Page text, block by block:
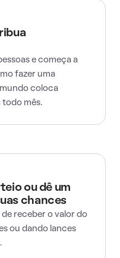
e começa a
fazer uma
coloca
mês.
ou dê um
chances
de receber o valor do
ou dando lances